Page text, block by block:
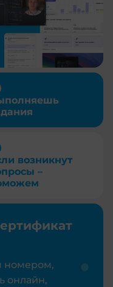
возникнут
–
номером,
онлайн,